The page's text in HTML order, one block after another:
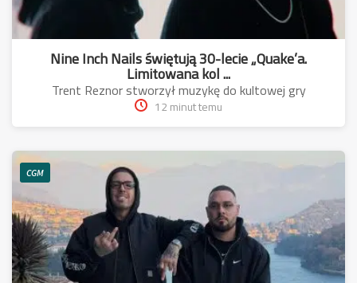
Nine Inch Nails świętują 30-lecie „Quake’a.
Limitowana kol ...
Trent Reznor stworzył muzykę do kultowej gry
12 minut temu
CGM